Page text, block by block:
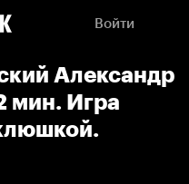
Войти
Александр
мин. Игра